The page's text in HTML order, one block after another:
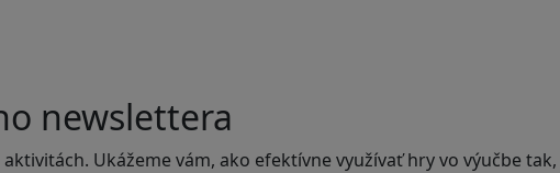
newslettera
Ukážeme vám, ako efektívne využívať hry vo výučbe